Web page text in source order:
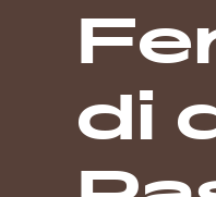
di